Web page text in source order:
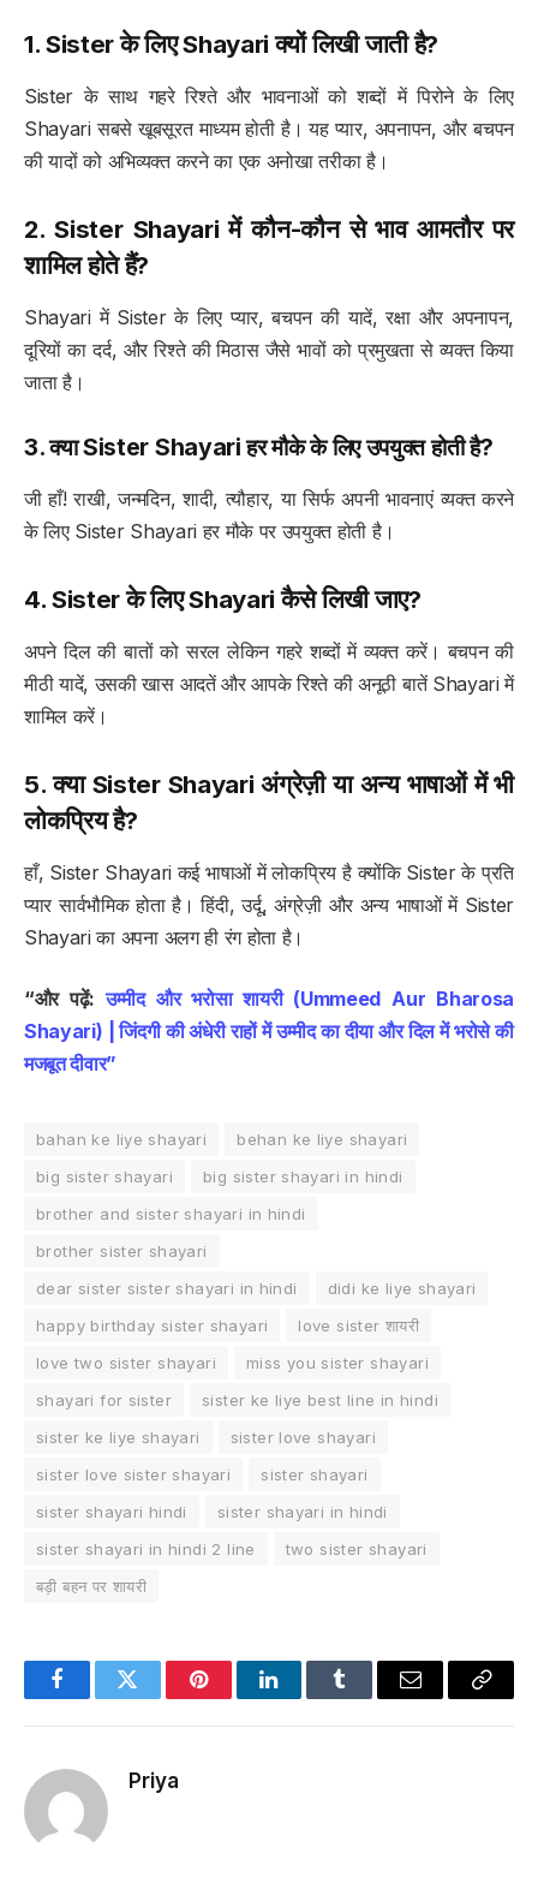
1. Sister के लिए Shayari क्यों लिखी जाती है?
Sister के साथ गहरे रिश्ते और भावनाओं को शब्दों में पिरोने के लिए
Shayari सबसे खूबसूरत माध्यम होती है। यह प्यार, अपनापन, और बचपन
की यादों को अभिव्यक्त करने का एक अनोखा तरीका है।
2. Sister Shayari में कौन-कौन से भाव आमतौर पर
शामिल होते हैं?
Shayari में Sister के लिए प्यार, बचपन की यादें, रक्षा और अपनापन,
दूरियों का दर्द, और रिश्ते की मिठास जैसे भावों को प्रमुखता से व्यक्त किया
जाता है।
3. क्या Sister Shayari हर मौके के लिए उपयुक्त होती है?
जी हाँ! राखी, जन्मदिन, शादी, त्यौहार, या सिर्फ अपनी भावनाएं व्यक्त करने
के लिए Sister Shayari हर मौके पर उपयुक्त होती है।
4. Sister के लिए Shayari कैसे लिखी जाए?
अपने दिल की बातों को सरल लेकिन गहरे शब्दों में व्यक्त करें। बचपन की
मीठी यादें, उसकी खास आदतें और आपके रिश्ते की अनूठी बातें Shayari में
शामिल करें।
5. क्या Sister Shayari अंग्रेज़ी या अन्य भाषाओं में भी
लोकप्रिय है?
हाँ, Sister Shayari कई भाषाओं में लोकप्रिय है क्योंकि Sister के प्रति
प्यार सार्वभौमिक होता है। हिंदी, उर्दू, अंग्रेज़ी और अन्य भाषाओं में Sister
Shayari का अपना अलग ही रंग होता है।
“और पढ़ें:उम्मीद और भरोसा शायरी (Ummeed Aur Bharosa
Shayari) | जिंदगी की अंधेरी राहों में उम्मीद का दीया और दिल में भरोसे की
मजबूत दीवार”
bahan ke liye shayari
behan ke liye shayari
big sister shayari
big sister shayari in hindi
brother and sister shayari in hindi
brother sister shayari
dear sister sister shayari in hindi
didi ke liye shayari
happy birthday sister shayari
love sister शायरी
love two sister shayari
miss you sister shayari
shayari for sister
sister ke liye best line in hindi
sister ke liye shayari
sister love shayari
sister love sister shayari
sister shayari
sister shayari hindi
sister shayari in hindi
sister shayari in hindi 2 line
two sister shayari
बड़ी बहन पर शायरी
FacebookTwitter PinterestLinkedInTumblr Email
Copy
Priya